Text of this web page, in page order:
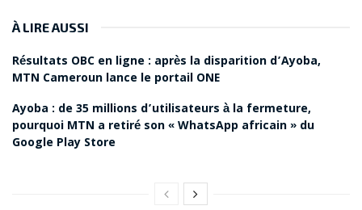
À LIRE AUSSI
Résultats OBC en ligne : après la disparition d’Ayoba,
MTN Cameroun lance le portail ONE
Ayoba : de 35 millions d’utilisateurs à la fermeture,
pourquoi MTN a retiré son « WhatsApp africain » du
Google Play Store